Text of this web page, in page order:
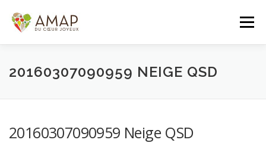
contenu
Menu
ACCUEIL L’AMAP LES PANIERS
20160307090959 NEIGE QSD
20160307090959 Neige QSD